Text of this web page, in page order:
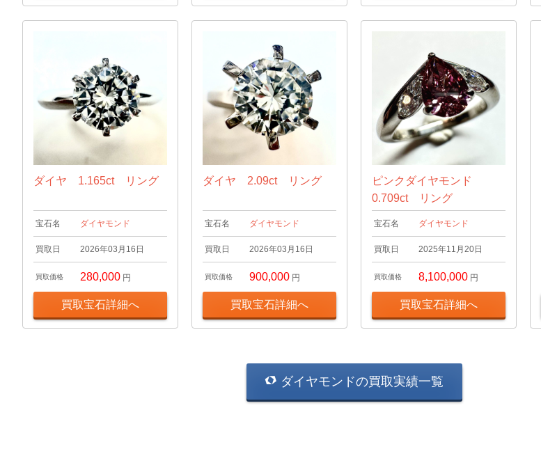
ダイヤ 1.165ct リング
宝石名 ダイヤモンド
買取日 2026年03月16日
買取価格 280,000 円
買取宝石詳細へ
ダイヤ 2.09ct リング
宝石名 ダイヤモンド
買取日 2026年03月16日
買取価格 900,000 円
買取宝石詳細へ
ピンクダイヤモンド
0.709ct リング
宝石名 ダイヤモンド
買取日 2025年11月20日
買取価格 8,100,000 円
買取宝石詳細へ
ダイヤモンドの買取実績一覧